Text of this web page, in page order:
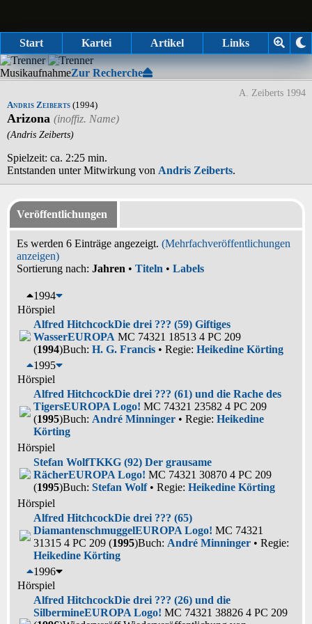
Start Kartei Artikel Links
MusikaufnahmeZur Recherche
A. Zeiberts 1994
Andris Zeiberts (1994)
Arizona
(Andris Zeiberts)
Spielzeit: ca. 2:25 min.
Entstanden unter Mitwirkung von Andris Zeiberts.
Veröffentlichungen
Es werden 6 Einträge angezeigt. (Mehrfachveröffentlichungen
anzeigen)
Sortierung nach: Jahren • Titeln • Labels
1994
Hörspiel
Alfred HitchcockDie drei ??? (59) Giftiges
WasserEUROPA MC 74321 18513 4 PC 209
(1994)Buch: H. G. Francis • Regie: Heikedine Körting
1995
Hörspiel
Alfred HitchcockDie drei ??? (61) und die Rache des
TigersEUROPA Logo! MC 74321 23582 4 PC 209
(1995)Buch: André Minninger • Regie: Heikedine
Körting
Hörspiel
Stefan WolfTKKG (92) Der grausame
RächerEUROPA Logo! MC 74321 30870 4 PC 209
(1995)Buch: Stefan Wolf• Regie: Heikedine Körting
Hörspiel
Alfred HitchcockDie drei ??? (65)
DiamantenschmuggelEUROPA Logo! MC 74321
31315 4 PC 209 (1995)Buch: André Minninger • Regie:
Heikedine Körting
1996
Hörspiel
Alfred HitchcockDie drei ??? (26) und die
SilbermineEUROPA Logo! MC 74321 38826 4 PC 209